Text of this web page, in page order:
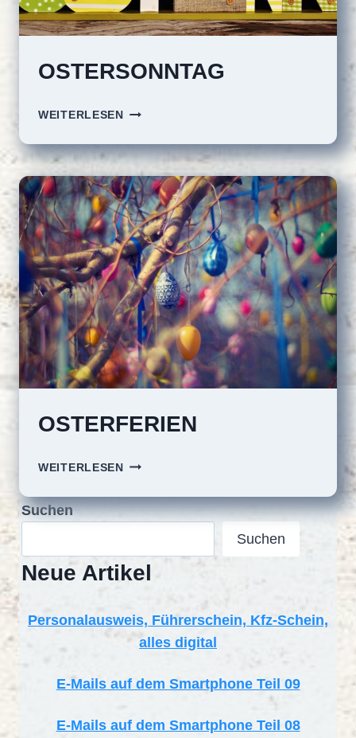
OSTERSONNTAG
WEITERLESENOSTERSONNTAG
OSTERFERIEN
WEITERLESENOSTERFERIEN
Suchen
Suchen
Neue Artikel
Personalausweis, Führerschein, Kfz-Schein,
alles digital
E-Mails auf dem Smartphone Teil 09
E-Mails auf dem Smartphone Teil 08